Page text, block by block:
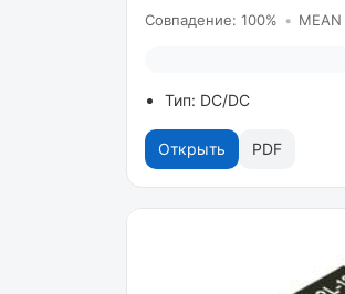
Совпадение: 100% • MEAN
Тип: DC/DC
Открыть PDF